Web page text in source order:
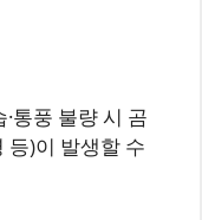
통풍 불량 시 곰
등)이 발생할 수